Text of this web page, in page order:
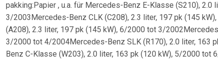
pakking:Papier , u.a. für Mercedes-Benz E-Klasse (S210), 2.0
3/2003Mercedes-Benz CLK (C208), 2.3 liter, 197 pk (145
(A208), 2.3 liter, 197 pk (145 kW), 6/2000 tot 3/
3/2000 tot 4/2004Mercedes-Benz SLK (R170), 2.0 liter, 163
Benz C-Klasse (W203), 2.0 liter, 163 pk (120 kW), 5/2000